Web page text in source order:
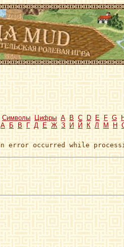
Символы Цифры A B C D E F G
А Б В Г Д Е Ж З И Й К Л М Н